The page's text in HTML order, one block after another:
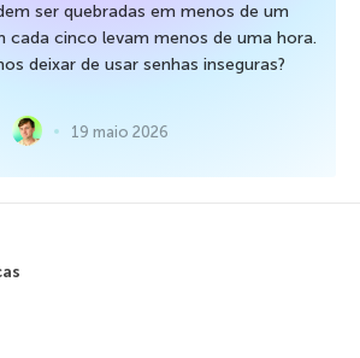
ser quebradas em menos de um
cada cinco levam menos de uma hora.
deixar de usar senhas inseguras?
19 maio 2026